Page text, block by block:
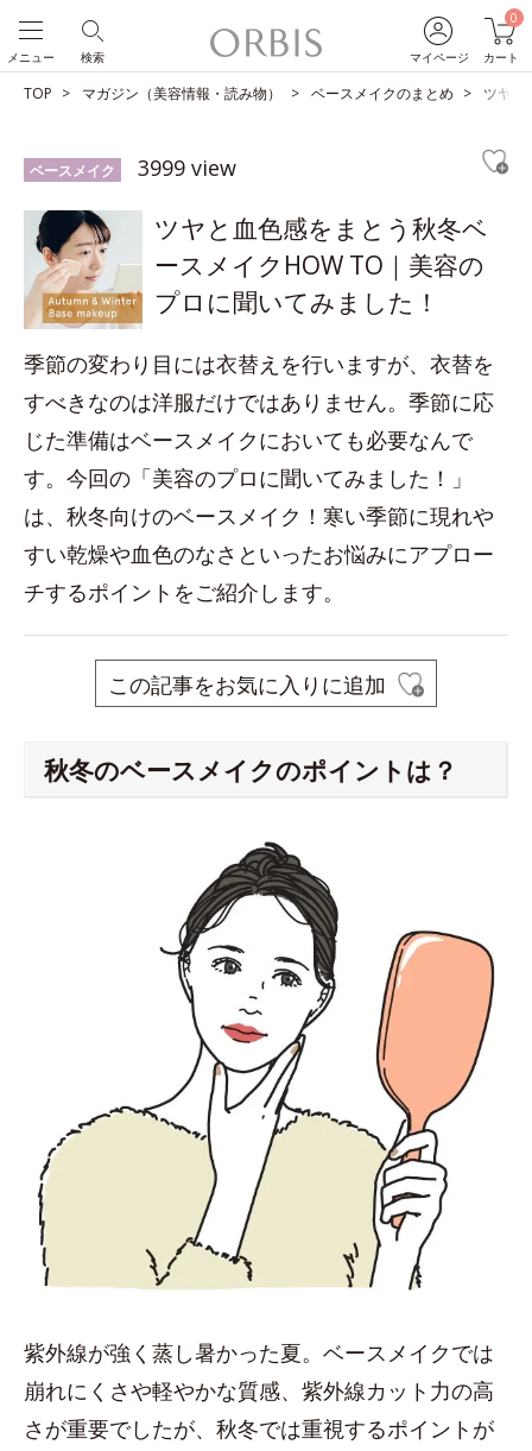
マイページ
0
カート
検索
メニュー
TOP マガジン（美容情報・読み物） ベースメイクのまとめ ツヤと
ベースメイク 3999 view
ツヤと血色感をまとう秋冬ベ
ースメイクHOW TO｜美容の
プロに聞いてみました！
季節の変わり目には衣替えを行いますが、衣替を
すべきなのは洋服だけではありません。季節に応
じた準備はベースメイクにおいても必要なんで
す。今回の「美容のプロに聞いてみました！」
は、秋冬向けのベースメイク！寒い季節に現れや
すい乾燥や血色のなさといったお悩みにアプロー
チするポイントをご紹介します。
この記事をお気に入りに追加
秋冬のベースメイクのポイントは？
紫外線が強く蒸し暑かった夏。ベースメイクでは
崩れにくさや軽やかな質感、紫外線カット力の高
さが重要でしたが、秋冬では重視するポイントが